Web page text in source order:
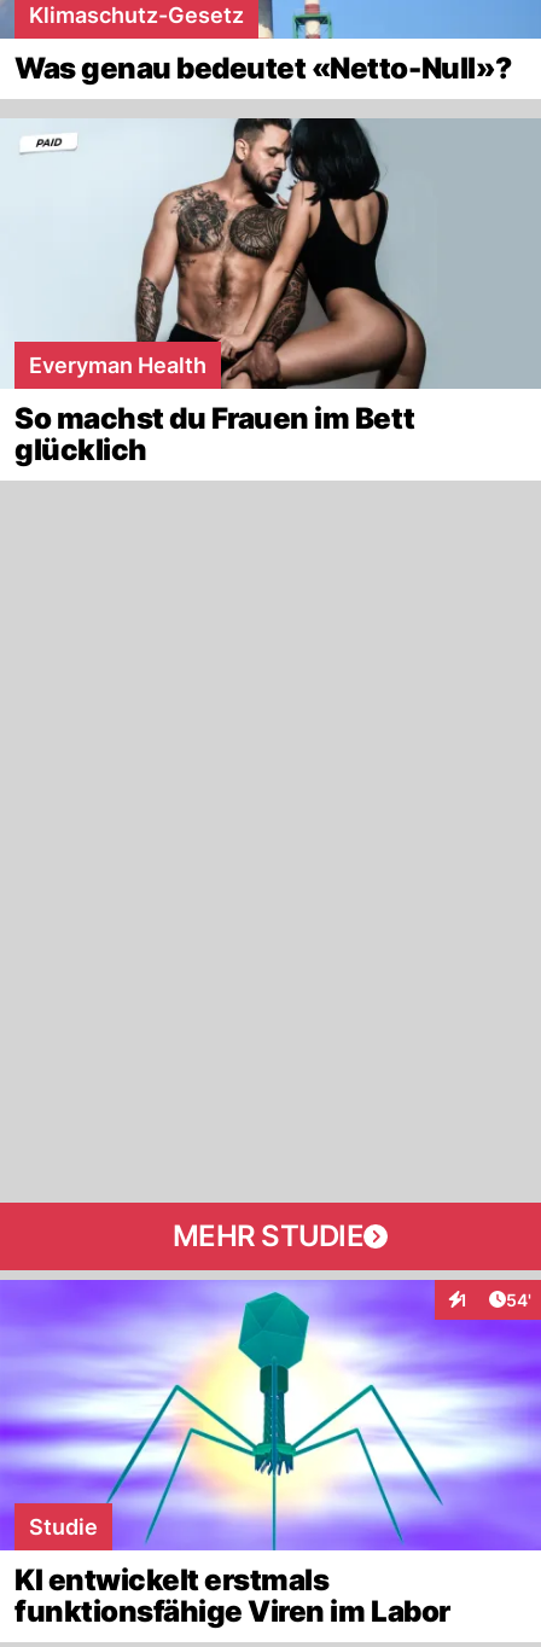
Klimaschutz-Gesetz
Was genau bedeutet «Netto-Null»?
Everyman Health
So machst du Frauen im Bett
glücklich
MEHR STUDIE
1 54'
Studie
KI entwickelt erstmals
funktionsfähige Viren im Labor